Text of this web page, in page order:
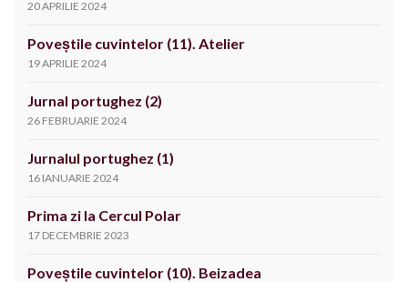
20 APRILIE 2024
Poveștile cuvintelor (11). Atelier
19 APRILIE 2024
Jurnal portughez (2)
26 FEBRUARIE 2024
Jurnalul portughez (1)
16 IANUARIE 2024
Prima zi la Cercul Polar
17 DECEMBRIE 2023
Poveștile cuvintelor (10). Beizadea